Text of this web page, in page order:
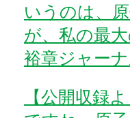
いうのは、
が、私の最
裕章ジャー
【公開収録